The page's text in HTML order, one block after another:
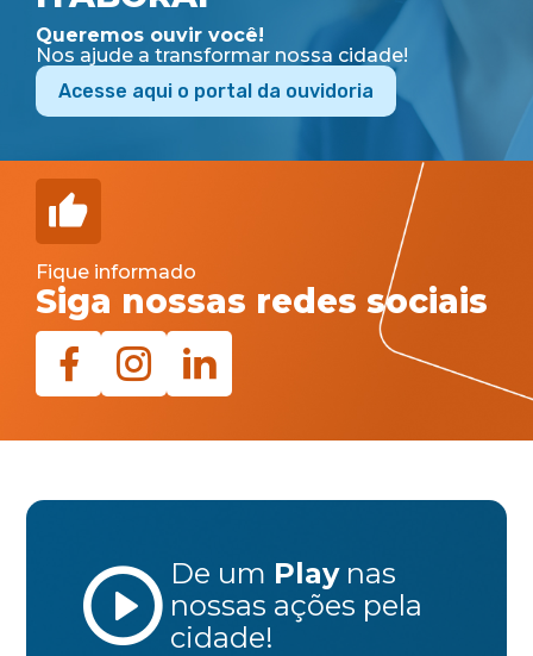
Queremos ouvir você!
Nos ajude a transformar nossa cidade!
Acesse aqui o portal da ouvidoria
Fique informado
Siga nossas redes sociais
De um Play nas
nossas ações pela
cidade!